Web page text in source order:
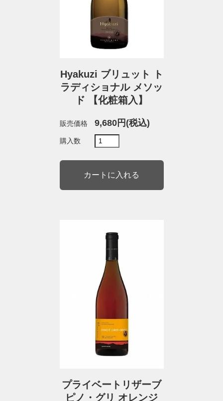
Hyakuzi ブリュット ト
ラディショナル メソッ
ド 【化粧箱入】
販売価格 9,680円(税込)
購入数
プライベートリザーブ
ピノ・グリ オレンジ